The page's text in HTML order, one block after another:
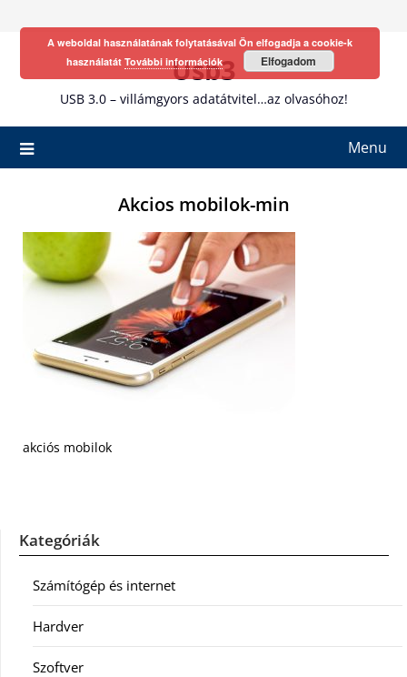
Usb3
USB 3.0 – villámgyors adatátvitel…az olvasóhoz!
Menu
Akcios mobilok-min
akciós mobilok
Kategóriák
Számítógép és internet
Hardver
Szoftver
A weboldal használatának folytatásával Ön elfogadja a cookie-k
használatát További információk Elfogadom